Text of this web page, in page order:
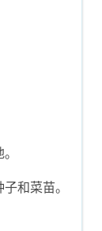
和菜苗。